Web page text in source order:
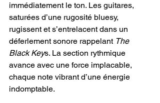
immédiatement le ton. Les guitares,
saturées d’une rugosité bluesy,
rugissent et s’entrelacent dans un
déferlement sonore rappelant The
Black Keys. La section rythmique
avance avec une force implacable,
chaque note vibrant d’une énergie
indomptable.